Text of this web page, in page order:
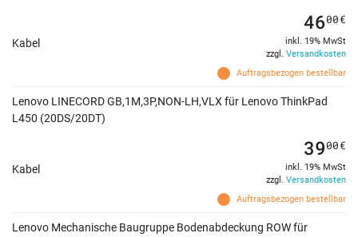
Kabel
Auftragsbezogen bestellbar
4600€
inkl. 19% MwSt
zzgl. Versandkosten
Lenovo LINECORD GB,1M,3P,NON-LH,VLX für Lenovo ThinkPad
L450 (20DS/20DT)
Kabel
Auftragsbezogen bestellbar
3900€
inkl. 19% MwSt
zzgl. Versandkosten
Lenovo Mechanische Baugruppe Bodenabdeckung ROW für